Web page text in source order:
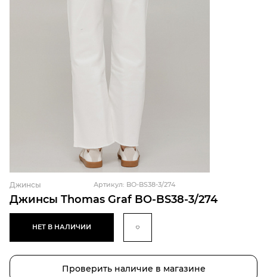
Джинсы Thomas Graf BO-BS38-3/274
Джинсы Артикул: BO-BS38-3/274
НЕТ В НАЛИЧИИ
Проверить наличие в магазине